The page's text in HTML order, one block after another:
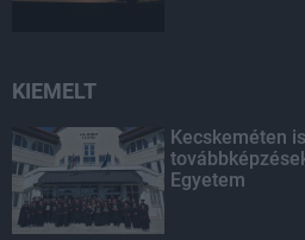
KIEMELT
Kecskeméten
Egyetem